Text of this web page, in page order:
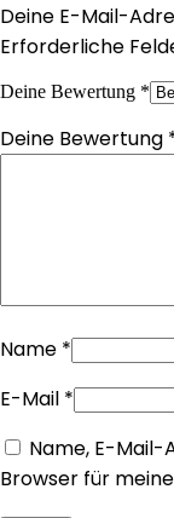
Deine E-Mail-
Erforderliche
Deine Bewertung *
Deine Bewertung
Name *
E-Mail *
Name, E-Mail-
Browser für